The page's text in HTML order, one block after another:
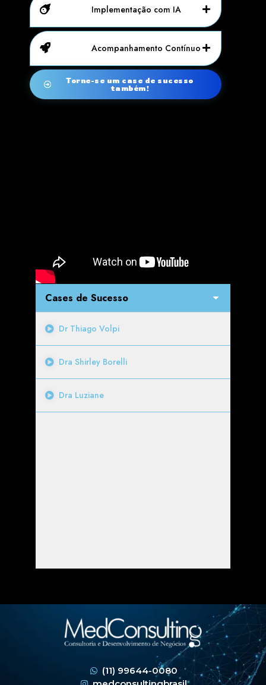
Implementação com IA
Acompanhamento Contínuo
Torne-se um case de sucesso
também!
Cases de Sucesso
Dr Thiago Volpi
Dra Shirley Borelli
Dra Luziane
(11) 99644-0080